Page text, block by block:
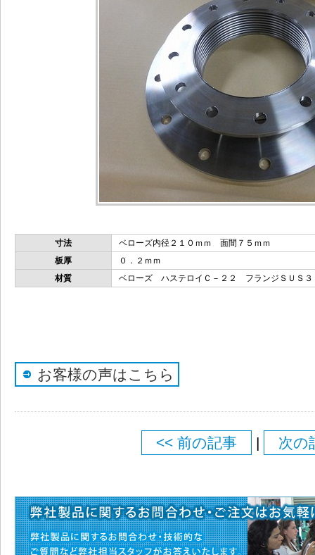
寸法
ベローズ内径２１０ｍｍ 面間７５ｍｍ
板厚
０．２ｍｍ
材質
ベローズ ハステロイＣ－２２ フランジＳＵＳ３
お客様の声はこちら
<< 前の記事 | 次の